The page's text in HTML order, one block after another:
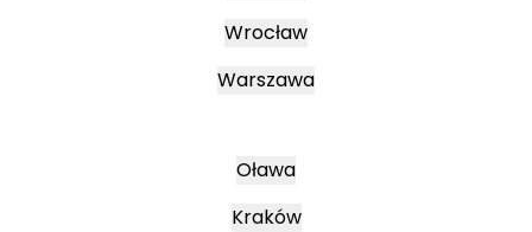
Wrocław
Warszawa
Oława
Kraków